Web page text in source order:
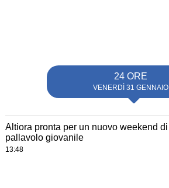
24 ORE
VENERDÌ 31 GENNAIO
Altiora pronta per un nuovo weekend di
pallavolo giovanile
13:48